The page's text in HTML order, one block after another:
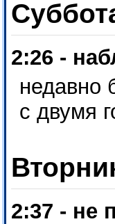
2:26 -
недавно
с двумя
2:37 - не